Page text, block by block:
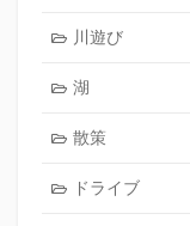
川遊び
湖
散策
ドライブ